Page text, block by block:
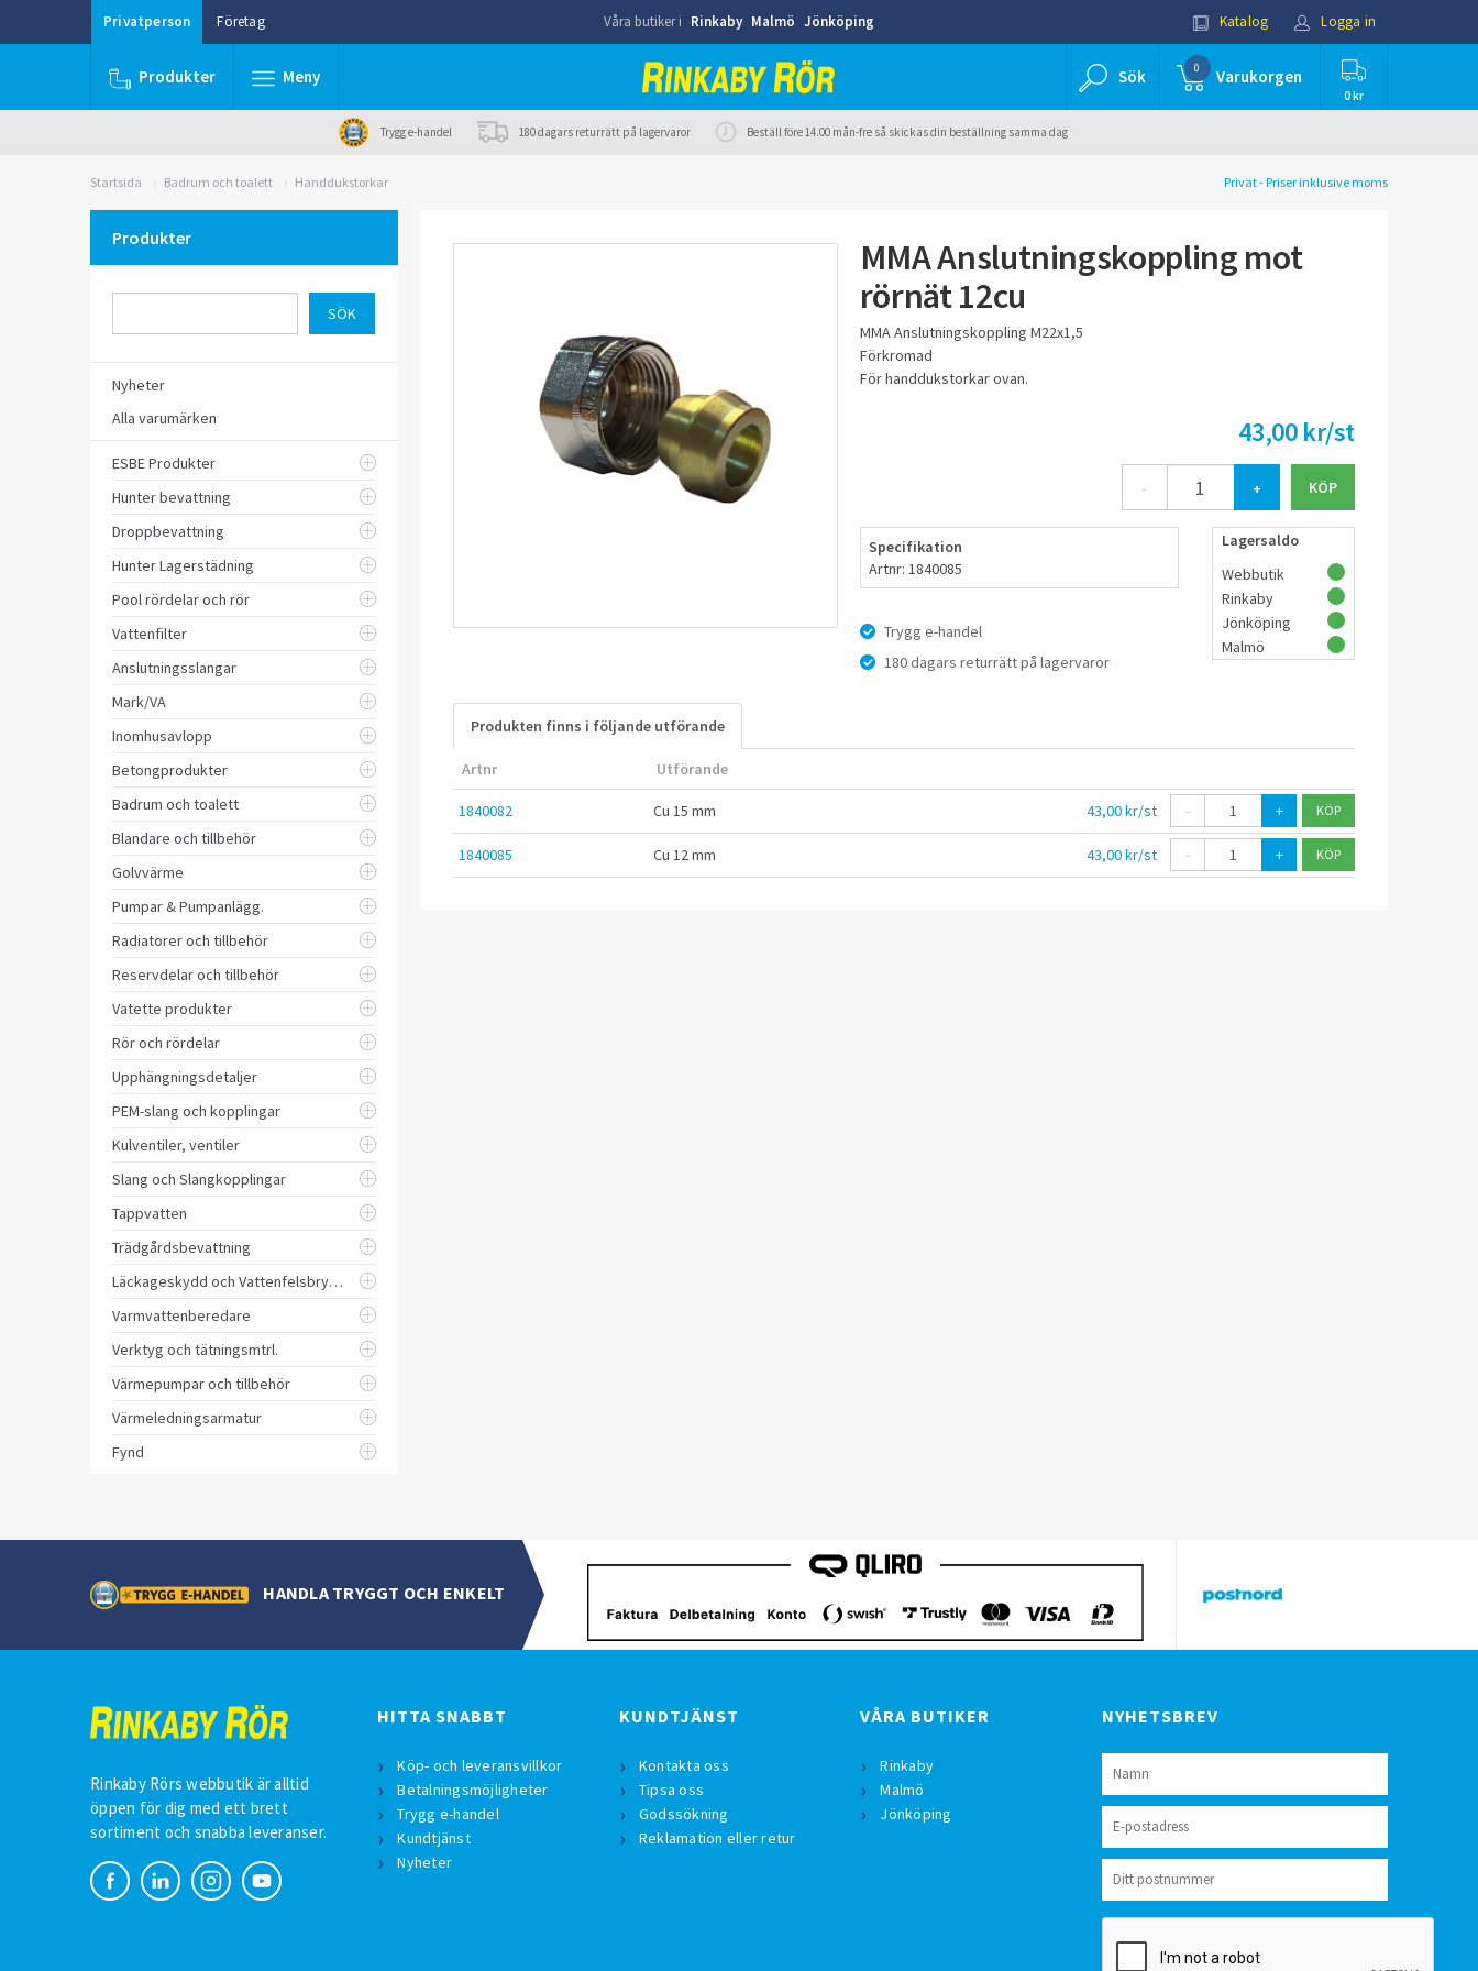
Privatperson Företag Våra butiker i Rinkaby Malmö Jönköping Katalog Logga in
Produkter Meny Sök 0 Varukorgen
0 kr
Trygg e-handel 180 dagars returrätt på lagervaror Beställ före 14.00 mån-fre så skickas din beställning samma dag
Startsida Badrum och toalett Handdukstorkar Privat - Priser inklusive moms
Produkter
Nyheter
Alla varumärken
ESBE Produkter
Hunter bevattning
Droppbevattning
Hunter Lagerstädning
Pool rördelar och rör
Vattenfilter
Anslutningsslangar
Mark/VA
Inomhusavlopp
Betongprodukter
Badrum och toalett
Blandare och tillbehör
Golvvärme
Pumpar & Pumpanlägg.
Radiatorer och tillbehör
Reservdelar och tillbehör
Vatette produkter
Rör och rördelar
Upphängningsdetaljer
PEM-slang och kopplingar
Kulventiler, ventiler
Slang och Slangkopplingar
Tappvatten
Trädgårdsbevattning
Läckageskydd och Vattenfelsbrytare
Varmvattenberedare
Verktyg och tätningsmtrl.
Värmepumpar och tillbehör
Värmeledningsarmatur
Fynd
MMA Anslutningskoppling mot
rörnät 12cu
MMA Anslutningskoppling M22x1,5
Förkromad
För handdukstorkar ovan.
43,00 kr/st
- +
Specifikation
Artnr: 1840085
Trygg e-handel
180 dagars returrätt på lagervaror
Lagersaldo
Webbutik
Rinkaby
Jönköping
Malmö
Produkten finns i följande utförande
Artnr Utförande
1840082 Cu 15 mm 43,00 kr/st - +
1840085 Cu 12 mm 43,00 kr/st - +
HANDLA TRYGGT OCH ENKELT
Rinkaby Rörs webbutik är alltid
öppen för dig med ett brett
sortiment och snabba leveranser.
HITTA SNABBT
Köp- och leveransvillkor
Betalningsmöjligheter
Trygg e-handel
Kundtjänst
Nyheter
KUNDTJÄNST
Kontakta oss
Tipsa oss
Godssökning
Reklamation eller retur
VÅRA BUTIKER
Rinkaby
Malmö
Jönköping
NYHETSBREV